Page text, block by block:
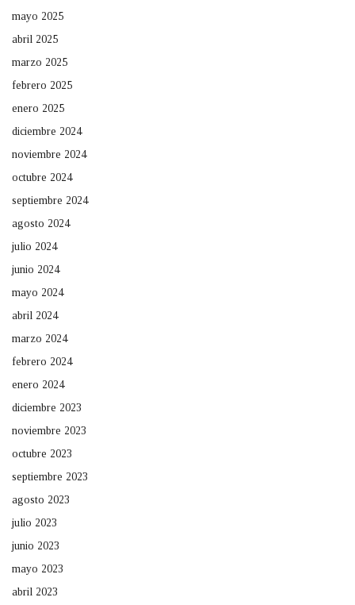
mayo 2025
abril 2025
marzo 2025
febrero 2025
enero 2025
diciembre 2024
noviembre 2024
octubre 2024
septiembre 2024
agosto 2024
julio 2024
junio 2024
mayo 2024
abril 2024
marzo 2024
febrero 2024
enero 2024
diciembre 2023
noviembre 2023
octubre 2023
septiembre 2023
agosto 2023
julio 2023
junio 2023
mayo 2023
abril 2023